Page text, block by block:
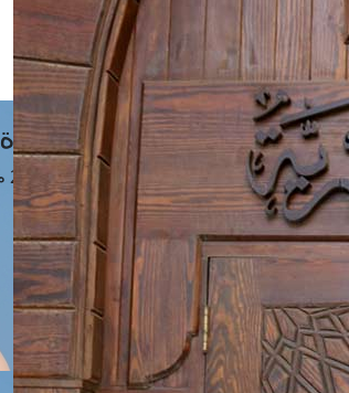
الفتوى الهاتفية
مَواقِيتُ الصَّـــلاة
القاهرة · 08 أغسطس 2026 م
4 :42
الشروق
6 :18
الظهر
1 : 1
العصر